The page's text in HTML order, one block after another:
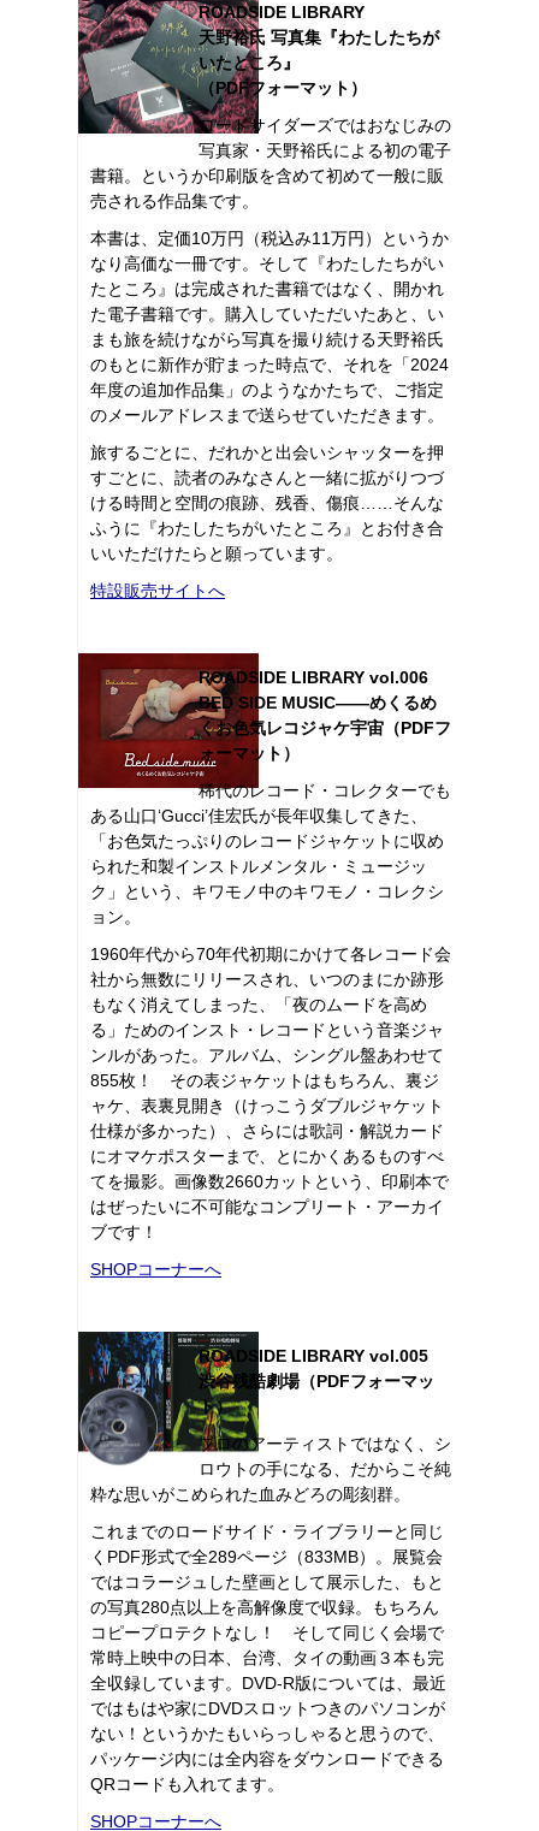
ROADSIDE LIBRARY
天野裕氏 写真集『わたしたちが
いたところ』
（PDFフォーマット）
ロードサイダーズではおなじみの
写真家・天野裕氏による初の電子
書籍。というか印刷版を含めて初めて一般に販
売される作品集です。
本書は、定価10万円（税込み11万円）というか
なり高価な一冊です。そして『わたしたちがい
たところ』は完成された書籍ではなく、開かれ
た電子書籍です。購入していただいたあと、い
まも旅を続けながら写真を撮り続ける天野裕氏
のもとに新作が貯まった時点で、それを「2024
年度の追加作品集」のようなかたちで、ご指定
のメールアドレスまで送らせていただきます。
旅するごとに、だれかと出会いシャッターを押
すごとに、読者のみなさんと一緒に拡がりつづ
ける時間と空間の痕跡、残香、傷痕……そんな
ふうに『わたしたちがいたところ』とお付き合
いいただけたらと願っています。
特設販売サイトへ
ROADSIDE LIBRARY vol.006
BED SIDE MUSIC――めくるめ
くお色気レコジャケ宇宙（PDFフ
ォーマット）
稀代のレコード・コレクターでも
ある山口‘Gucci’佳宏氏が長年収集してきた、
「お色気たっぷりのレコードジャケットに収め
られた和製インストルメンタル・ミュージッ
ク」という、キワモノ中のキワモノ・コレクシ
ョン。
1960年代から70年代初期にかけて各レコード会
社から無数にリリースされ、いつのまにか跡形
もなく消えてしまった、「夜のムードを高め
る」ためのインスト・レコードという音楽ジャ
ンルがあった。アルバム、シングル盤あわせて
855枚！ その表ジャケットはもちろん、裏ジ
ャケ、表裏見開き（けっこうダブルジャケット
仕様が多かった）、さらには歌詞・解説カード
にオマケポスターまで、とにかくあるものすべ
てを撮影。画像数2660カットという、印刷本で
はぜったいに不可能なコンプリート・アーカイ
ブです！
SHOPコーナーへ
ROADSIDE LIBRARY vol.005
渋谷残酷劇場（PDFフォーマッ
ト）
プロのアーティストではなく、シ
ロウトの手になる、だからこそ純
粋な思いがこめられた血みどろの彫刻群。
これまでのロードサイド・ライブラリーと同じ
くPDF形式で全289ページ（833MB）。展覧会
ではコラージュした壁画として展示した、もと
の写真280点以上を高解像度で収録。もちろん
コピープロテクトなし！ そして同じく会場で
常時上映中の日本、台湾、タイの動画３本も完
全収録しています。DVD-R版については、最近
ではもはや家にDVDスロットつきのパソコンが
ない！というかたもいらっしゃると思うので、
パッケージ内には全内容をダウンロードできる
QRコードも入れてます。
SHOPコーナーへ